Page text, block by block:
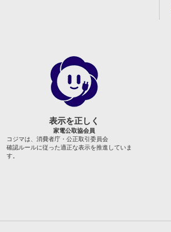
表示を正しく
家電公取協会員
コジマは、消費者庁・公正取引委員会
確認ルールに従った適正な表示を推進していま
す。